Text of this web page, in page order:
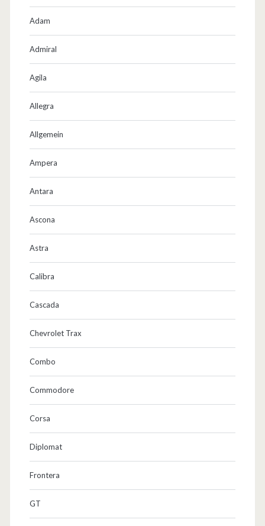
Adam
Admiral
Agila
Allegra
Allgemein
Ampera
Antara
Ascona
Astra
Calibra
Cascada
Chevrolet Trax
Combo
Commodore
Corsa
Diplomat
Frontera
GT